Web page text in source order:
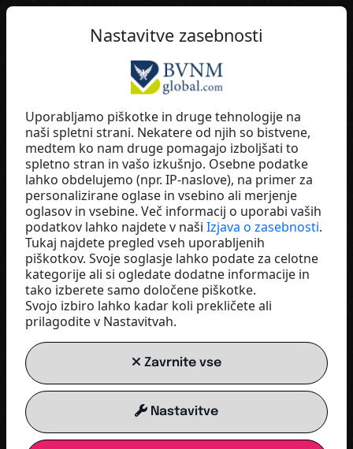
Manuela Winkler
ULTIMA Business
Germany
ZAČNI ZDAJ
Nastavitve zasebnosti
Uporabljamo piškotke in druge tehnologije na
naši spletni strani. Nekatere od njih so bistvene,
medtem ko nam druge pomagajo izboljšati to
spletno stran in vašo izkušnjo. Osebne podatke
lahko obdelujemo (npr. IP-naslove), na primer za
personalizirane oglase in vsebino ali merjenje
oglasov in vsebine. Več informacij o uporabi vaših
podatkov lahko najdete v naši Izjava o zasebnosti.
Tukaj najdete pregled vseh uporabljenih
piškotkov. Svoje soglasje lahko podate za celotne
kategorije ali si ogledate dodatne informacije in
tako izberete samo določene piškotke.
Svojo izbiro lahko kadar koli prekličete ali
prilagodite v Nastavitvah.
Zavrnite vse
Nastavitve